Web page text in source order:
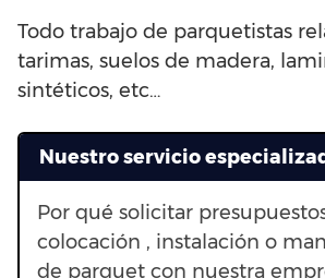
Todo trabajo de parquetistas
tarimas, suelos de madera,
sintéticos, etc…
Nuestro servicio
Por qué solicitar
colocación , instalación o
de parquet con nuestra